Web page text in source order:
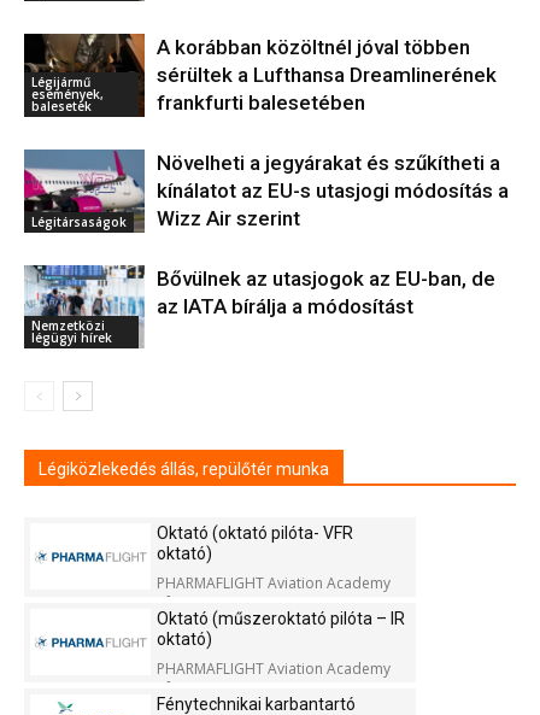
Légijármű
események,
balesetek
A korábban közöltnél jóval többen
sérültek a Lufthansa Dreamlinerének
frankfurti balesetében
Légitársaságok
Növelheti a jegyárakat és szűkítheti a
kínálatot az EU-s utasjogi módosítás a
Wizz Air szerint
Nemzetközi
légügyi hírek
Bővülnek az utasjogok az EU-ban, de
az IATA bírálja a módosítást
Légiközlekedés állás, repülőtér munka
Oktató (oktató pilóta- VFR
oktató)
PHARMAFLIGHT Aviation Academy
Kft.
Oktató (műszeroktató pilóta – IR
oktató)
PHARMAFLIGHT Aviation Academy
Kft.
Fénytechnikai karbantartó